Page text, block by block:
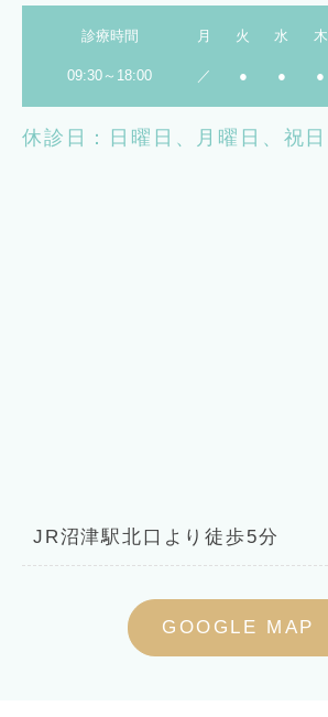
診療時間 月 火 水 木
09:30～18:00 ／ ● ● ●
休診日：日曜日、月曜日、祝日
JR沼津駅北口より徒歩5分
GOOGLE MAP